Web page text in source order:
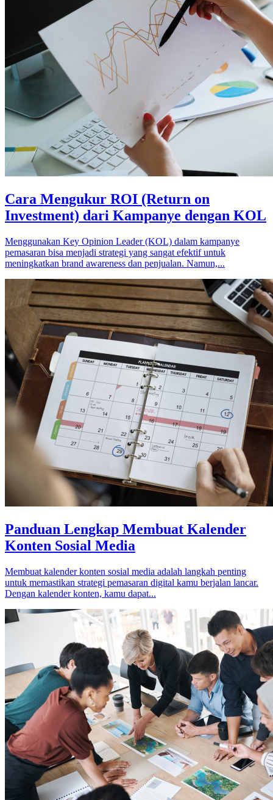
Cara Mengukur ROI (Return on
Investment) dari Kampanye dengan KOL
Menggunakan Key Opinion Leader (KOL) dalam kampanye
pemasaran bisa menjadi strategi yang sangat efektif untuk
meningkatkan brand awareness dan penjualan. Namun,...
Panduan Lengkap Membuat Kalender
Konten Sosial Media
Membuat kalender konten sosial media adalah langkah penting
untuk memastikan strategi pemasaran digital kamu berjalan lancar.
Dengan kalender konten, kamu dapat...